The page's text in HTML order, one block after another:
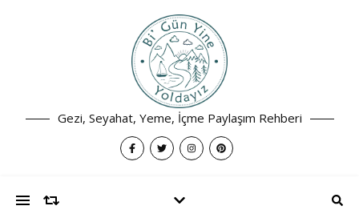
Gezi, Seyahat, Yeme, İçme Paylaşım Rehberi